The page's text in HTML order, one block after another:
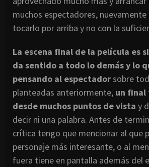
muchos espectadores,
tocarlo por arriba y no con la
La escena final de la película es
da sentido a todo lo demás y lo
pensando al espectadorsobre
planteadas anteriormente, un
desde muchos puntos de vista y
decir ni una palabra. Antes de
crítica tengo que mencionar al que
personaje más interesante, o al
fuera tiene en pantalla además del